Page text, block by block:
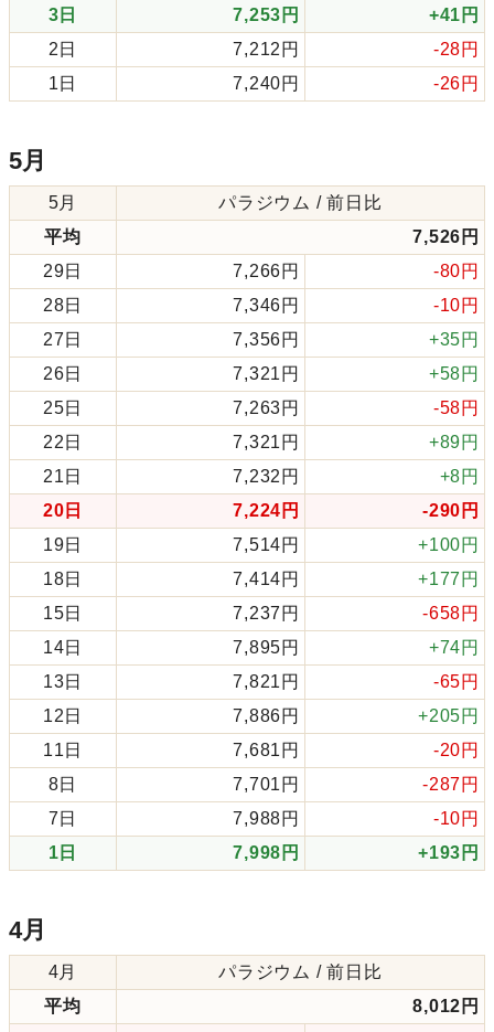
3日
7,253円
+41円
2日
7,212円
-28円
1日
7,240円 -26円
5月
5月
パラジウム / 前日比
平均
7,526円
29日
7,266円
-80円
28日
7,346円
-10円
27日
7,356円
+35円
26日
7,321円
+58円
25日
7,263円
-58円
22日
7,321円
+89円
21日
7,232円
+8円
20日
7,224円
-290円
19日
7,514円
+100円
18日
7,414円
+177円
15日
7,237円
-658円
14日
7,895円
+74円
13日
7,821円
-65円
12日
7,886円
+205円
11日
7,681円
-20円
8日
7,701円
-287円
7日
7,988円
-10円
1日
7,998円 +193円
4月
4月
パラジウム / 前日比
平均
8,012円